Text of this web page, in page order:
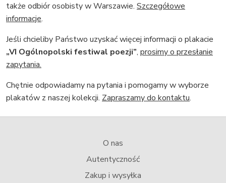
także odbiór osobisty w Warszawie. Szczegółowe
informacje.
Jeśli chcieliby Państwo uzyskać więcej informacji o plakacie
„VI Ogólnopolski festiwal poezji”, prosimy o przesłanie
zapytania.
Chętnie odpowiadamy na pytania i pomogamy w wyborze
plakatów z naszej kolekcji. Zapraszamy do kontaktu.
O nas
Autentyczność
Zakup i wysyłka